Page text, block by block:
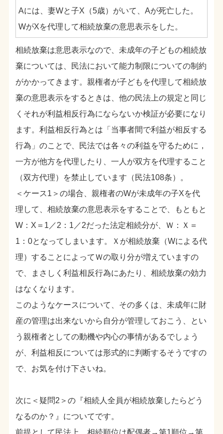
Aには、妻Wと子X（5歳）がいて、Aが死亡した。
WがXを代理して相続放棄の意思表示をした。
相続放棄は意思表示なので、未成年の子どもの相続放
棄については、民法において能力制限についての制約
がかかってきます。親権者が子どもを代理して相続放
棄の意思表示をするときは、他の民法上の規定と同じ
くそれが利益相反行為にならないか検証が必要になり
ます。利益相反行為とは「当事者間で利益が相反する
行為」のことで、民法では各々の利益を守るために，
一方が他方を代理したり、一人が双方を代理すること
（双方代理）を禁止しています（民法108条）。
＜ケース1＞の場合、親権者のWが未成年の子Xを代
理して、相続放棄の意思表示をすることで、もともと
W：X＝1／2：1／2だった法定相続分が、Ｗ：Ｘ＝
1：0となってしまいます。Ｘが相続放棄（Wによる代
理）することによってＷの取り分が増えていますの
で、まさしく利益相反行為にあたり、相続放棄の効力
はなくなります。
このようなケースについて、その多くは、未成年に財
産の管理は出来ないから自分が管理しておこう、とい
う親権者としての動機や内心の事情があるでしょう
が、利益相反については形式的に判断するそうですの
で、お気を付け下さいね。
次に＜疑問2＞の『相続人全員が相続放棄したらどう
なるのか？』についてです。
前提として民法上、相続順位は配偶者→第1順位→第